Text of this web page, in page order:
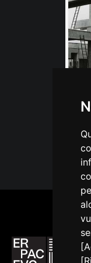
ironizza sui
denti caduti, il
Ogni maschera è
che dalle parole,
sosteneva
delle arti e
O. PELLIS, A.
Friuli, Reana del